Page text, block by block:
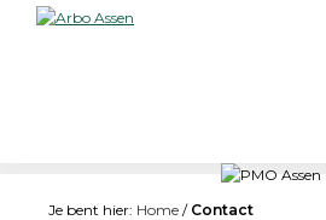
Je bent hier: Home / Contact